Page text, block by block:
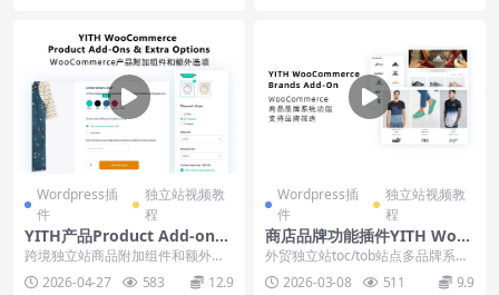
Wordpress插
件
独立站视频教
程
YITH产品Product Add-ons
& Extra Options插件下载使
用教程
跨境独立站商品附加组件和额外选
项功能插件YITH WooCommerce P
ro...2026-04-27 583 12.9
Wordpress插
件
独立站视频教
程
商店品牌功能插件YITH Woo
Commerce Brands下载使用
教程
外贸独立站toc/tob站点多品牌系统
功能插件YITH WooCommerce ...
2026-03-08 511 9.9